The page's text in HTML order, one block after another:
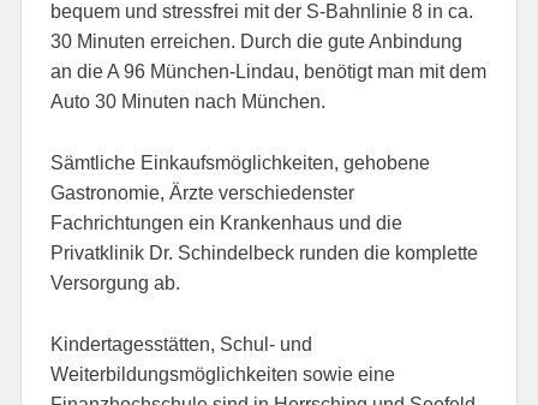
bequem und stressfrei mit der S-Bahnlinie 8 in ca.
30 Minuten erreichen. Durch die gute Anbindung
an die A 96 München-Lindau, benötigt man mit dem
Auto 30 Minuten nach München.
Sämtliche Einkaufsmöglichkeiten, gehobene
Gastronomie, Ärzte verschiedenster
Fachrichtungen ein Krankenhaus und die
Privatklinik Dr. Schindelbeck runden die komplette
Versorgung ab.
Kindertagesstätten, Schul- und
Weiterbildungsmöglichkeiten sowie eine